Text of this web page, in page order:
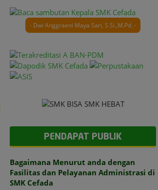
- Dwi Anggraeni Maya Sari, S.Si.,M.Pd. -
PENDAPAT PUBLIK
Bagaimana Menurut anda dengan
Fasilitas dan Pelayanan Administrasi di
SMK Cefada